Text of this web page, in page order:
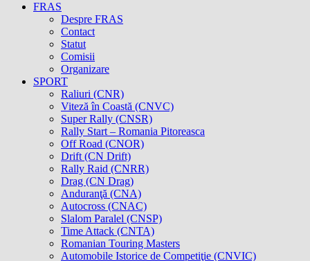
FRAS
Despre FRAS
Contact
Statut
Comisii
Organizare
SPORT
Raliuri (CNR)
Viteză în Coastă (CNVC)
Super Rally (CNSR)
Rally Start – Romania Pitoreasca
Off Road (CNOR)
Drift (CN Drift)
Rally Raid (CNRR)
Drag (CN Drag)
Anduranţă (CNA)
Autocross (CNAC)
Slalom Paralel (CNSP)
Time Attack (CNTA)
Romanian Touring Masters
Automobile Istorice de Competiţie (CNVIC)